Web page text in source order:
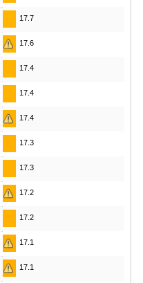
17.7
17.6
17.4
17.4
17.4
17.3
17.3
17.2
17.2
17.1
17.1